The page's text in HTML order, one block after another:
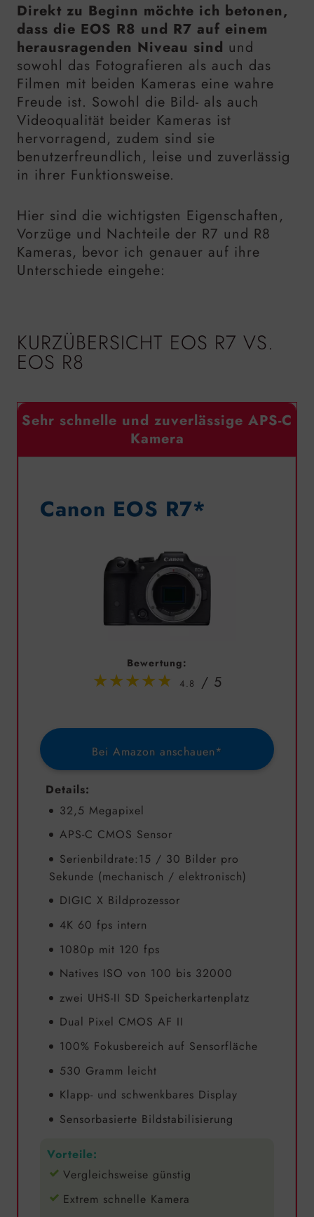
Direkt zu Beginn möchte ich betonen,
dass die EOS R8 und R7 auf einem
herausragenden Niveau sind und
sowohl das Fotografieren als auch das
Filmen mit beiden Kameras eine wahre
Freude ist. Sowohl die Bild- als auch
Videoqualität beider Kameras ist
hervorragend, zudem sind sie
benutzerfreundlich, leise und zuverlässig
in ihrer Funktionsweise.
Hier sind die wichtigsten Eigenschaften,
Vorzüge und Nachteile der R7 und R8
Kameras, bevor ich genauer auf ihre
Unterschiede eingehe:
KURZÜBERSICHT EOS R7 VS.
EOS R8
Sehr schnelle und zuverlässige APS-C
Kamera
Canon EOS R7*
Bewertung:
4.8
Bei Amazon anschauen*
Details:
32,5 Megapixel
APS-C CMOS Sensor
Serienbildrate:15 / 30 Bilder pro
Sekunde (mechanisch / elektronisch)
DIGIC X Bildprozessor
4K 60 fps intern
1080p mit 120 fps
Natives ISO von 100 bis 32000
zwei UHS-II SD Speicherkartenplatz
Dual Pixel CMOS AF II
100% Fokusbereich auf Sensorfläche
530 Gramm leicht
Klapp- und schwenkbares Display
Sensorbasierte Bildstabilisierung
Vorteile:
Vergleichsweise günstig
Extrem schnelle Kamera